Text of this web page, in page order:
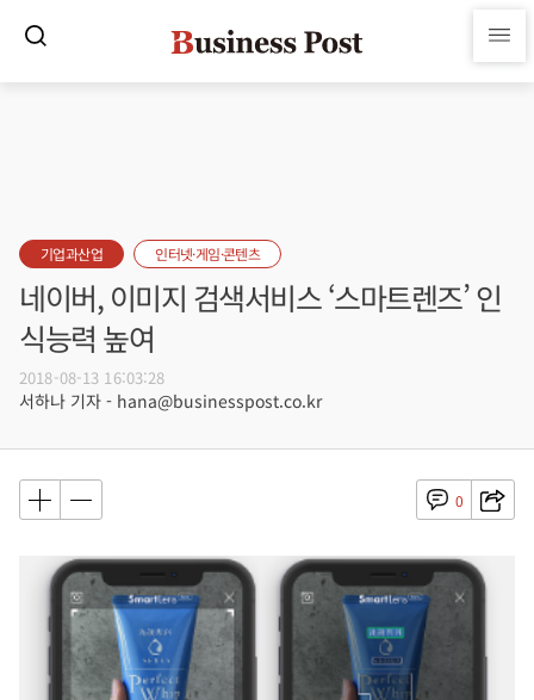
기업과산업 인터넷·게임·콘텐츠
네이버, 이미지 검색서비스 ‘스마트렌즈’ 인
식능력 높여
2018-08-13 16:03:28
서하나 기자 - hana@businesspost.co.kr
0